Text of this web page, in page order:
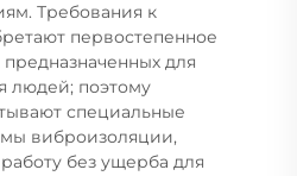
Требования к
первостепенное
для
людей; поэтому
специальные
виброизоляции,
без ущерба для